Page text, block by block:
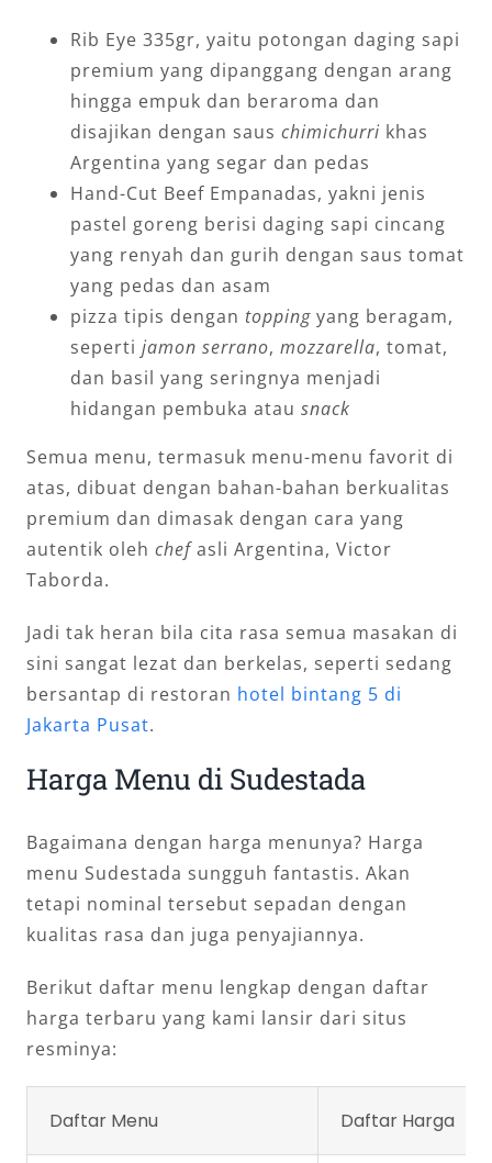
Rib Eye 335gr, yaitu potongan daging sapi
premium yang dipanggang dengan arang
hingga empuk dan beraroma dan
disajikan dengan saus chimichurri khas
Argentina yang segar dan pedas
Hand-Cut Beef Empanadas, yakni jenis
pastel goreng berisi daging sapi cincang
yang renyah dan gurih dengan saus tomat
yang pedas dan asam
pizza tipis dengan toppingyang beragam,
seperti jamon serrano, mozzarella, tomat,
dan basil yang seringnya menjadi
hidangan pembuka atau snack
Semua menu, termasuk menu-menu favorit di
atas, dibuat dengan bahan-bahan berkualitas
premium dan dimasak dengan cara yang
autentik oleh chefasli Argentina, Victor
Taborda.
Jadi tak heran bila cita rasa semua masakan di
sini sangat lezat dan berkelas, seperti sedang
bersantap di restoran hotel bintang 5 di
Jakarta Pusat.
Harga Menu di Sudestada
Bagaimana dengan harga menunya? Harga
menu Sudestada sungguh fantastis. Akan
tetapi nominal tersebut sepadan dengan
kualitas rasa dan juga penyajiannya.
Berikut daftar menu lengkap dengan daftar
harga terbaru yang kami lansir dari situs
resminya:
Daftar Menu Daftar Harga